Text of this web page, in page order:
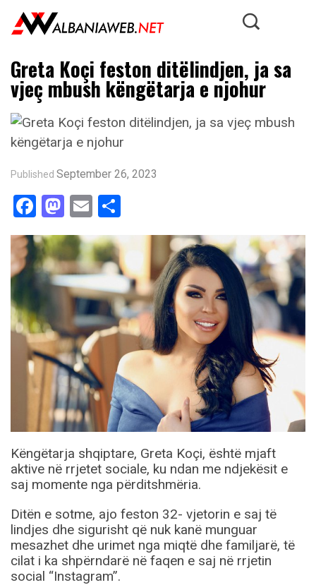
Greta Koçi feston ditëlindjen, ja sa
vjeç mbush këngëtarja e njohur
Published September 26, 2023
Facebook
Mastodon
Email
Këngëtarja shqiptare, Greta Koçi, është mjaft
aktive në rrjetet sociale, ku ndan me ndjekësit e
saj momente nga përditshmëria.
Ditën e sotme, ajo feston 32- vjetorin e saj të
lindjes dhe sigurisht që nuk kanë munguar
mesazhet dhe urimet nga miqtë dhe familjarë, të
cilat i ka shpërndarë në faqen e saj në rrjetin
social “Instagram”.